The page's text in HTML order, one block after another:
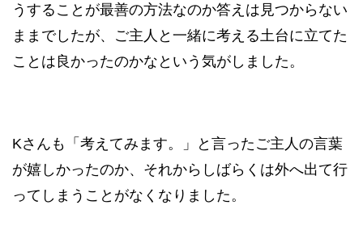
うすることが最善の方法なのか答えは見つからない
ままでしたが、ご主人と一緒に考える土台に立てた
ことは良かったのかなという気がしました。
Kさんも「考えてみます。」と言ったご主人の言葉
が嬉しかったのか、それからしばらくは外へ出て行
ってしまうことがなくなりました。